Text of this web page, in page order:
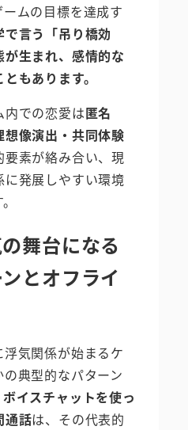
ムの目標を達成す
で言う「吊り橋効
生まれ、感情的な
もあります。
内での恋愛は匿名
像演出・共同体験
素が絡み合い、現
発展しやすい環境
舞台になる
とオフライ
気関係が始まるケ
典型的なパターン
ボイスチャットを使っ
通話は、その代表的